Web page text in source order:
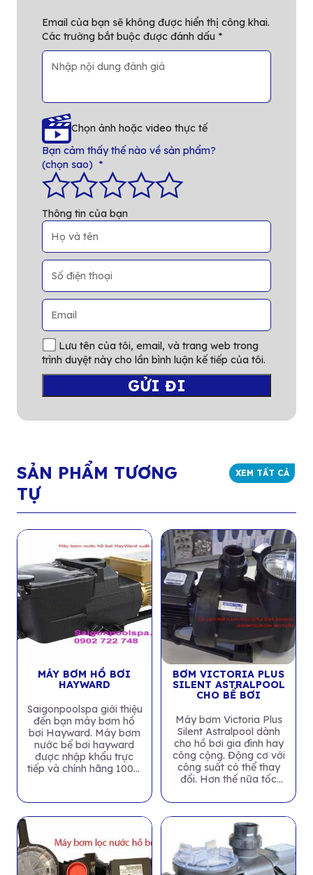
Email của bạn sẽ không được hiển thị công khai.
Các trường bắt buộc được đánh dấu *
Chọn ảnh hoặc video thực tế
Bạn cảm thấy thế nào về sản phẩm?
(chọn sao) *
Thông tin của bạn
Lưu tên của tôi, email, và trang web trong
trình duyệt này cho lần bình luận kế tiếp của tôi.
SẢN PHẨM TƯƠNG
TỰ
XEM TẤT CẢ
MÁY BƠM HỒ BƠI
HAYWARD
Saigonpoolspa giới thiệu
đến bạn máy bơm hồ
bơi Hayward. Máy bơm
nước bể bơi hayward
được nhập khẩu trực
tiếp và chính hãng 100%
BƠM VICTORIA PLUS
SILENT ASTRALPOOL
CHO BỂ BƠI
Máy bơm Victoria Plus
Silent Astralpool dành
cho hồ bơi gia đình hay
công cộng. Động cơ với
công suất có thể thay
đổi. Hơn thế nữa tốc